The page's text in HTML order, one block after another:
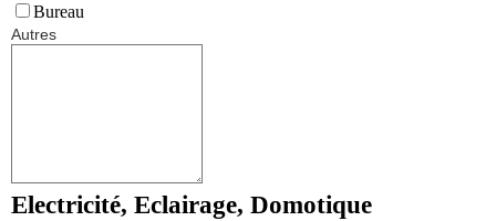
Bureau
Autres
Electricité, Eclairage, Domotique